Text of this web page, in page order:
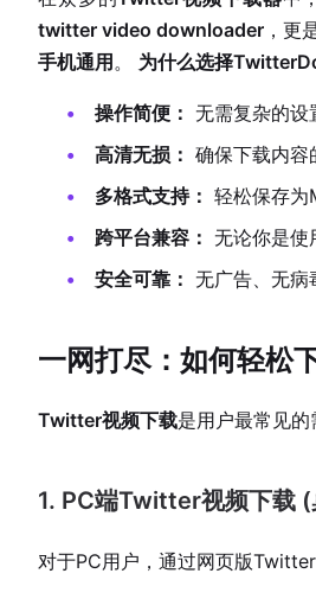
twitter video downloader ，更
手机通用 。 为什么选择
操作简便： 无需复杂的设
高清无损： 确保下载内容
多格式支持： 轻松保存为
跨平台兼容： 无论你是使
安全可靠： 无广告、无病
一网打尽：如何轻松
Twitter视频下载是用户最常见
1. PC端Twitter视频下载 (
对于PC用户，通过网页版